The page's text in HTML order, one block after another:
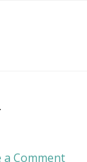
a Comment